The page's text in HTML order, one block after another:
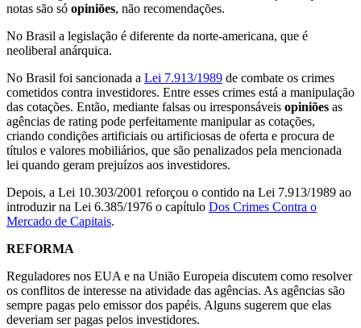
notas são só opiniões, não recomendações.
No Brasil a legislação é diferente da norte-americana, que é
neoliberal anárquica.
No Brasil foi sancionada a Lei 7.913/1989 de combate os crimes
cometidos contra investidores. Entre esses crimes está a manipulação
das cotações. Então, mediante falsas ou irresponsáveis opiniões as
agências de rating pode perfeitamente manipular as cotações,
criando condições artificiais ou artificiosas de oferta e procura de
títulos e valores mobiliários, que são penalizados pela mencionada
lei quando geram prejuízos aos investidores.
Depois, a Lei 10.303/2001 reforçou o contido na Lei 7.913/1989 ao
introduzir na Lei 6.385/1976 o capítulo Dos Crimes Contra o
Mercado de Capitais.
REFORMA
Reguladores nos EUA e na União Europeia discutem como resolver
os conflitos de interesse na atividade das agências. As agências são
sempre pagas pelo emissor dos papéis. Alguns sugerem que elas
deveriam ser pagas pelos investidores.